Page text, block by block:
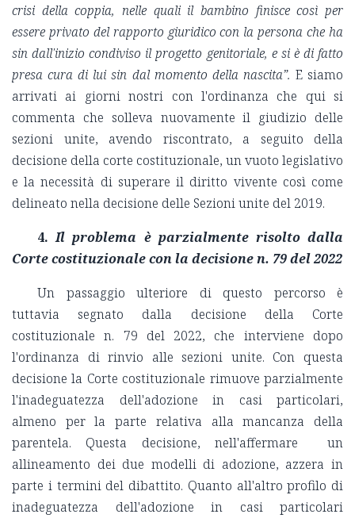
crisi della coppia, nelle quali il bambino finisce così per
essere privato del rapporto giuridico con la persona che ha
sin dall'inizio condiviso il progetto genitoriale, e si è di fatto
presa cura di lui sin dal momento della nascita”. E siamo
arrivati ai giorni nostri con l'ordinanza che qui si
commenta che solleva nuovamente il giudizio delle
sezioni unite, avendo riscontrato, a seguito della
decisione della corte costituzionale, un vuoto legislativo
e la necessità di superare il diritto vivente così come
delineato nella decisione delle Sezioni unite del 2019.
4.Il problema è parzialmente risolto dalla
Corte costituzionale con la decisione n. 79 del 2022
Un passaggio ulteriore di questo percorso è
tuttavia segnato dalla decisione della Corte
costituzionale n. 79 del 2022, che interviene dopo
l'ordinanza di rinvio alle sezioni unite. Con questa
decisione la Corte costituzionale rimuove parzialmente
l'inadeguatezza dell'adozione in casi particolari,
almeno per la parte relativa alla mancanza della
parentela. Questa decisione, nell'affermare un
allineamento dei due modelli di adozione, azzera in
parte i termini del dibattito. Quanto all'altro profilo di
inadeguatezza dell'adozione in casi particolari